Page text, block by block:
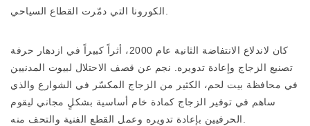
كان لاندلاع الانتفاضة الثانية عام 2000، أثراً كبيراً في ازدهار حرفة
تصنيع الزجاج وإعادة تدويره. نجم عن قصف الاحتلال لبيوت المدنيين
في محافظة بيت لحم، الكثير من الزجاج المكسّر في الشوارع والذي
ساهم في توفير الزجاج كمادة خام أساسية بشكلٍ مجاني ليقوم